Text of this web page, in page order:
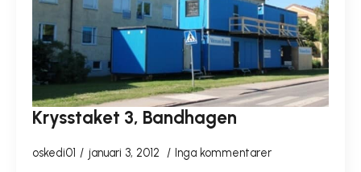
Krysstaket 3, Bandhagen
oskedi01 januari 3, 2012 Inga kommentarer